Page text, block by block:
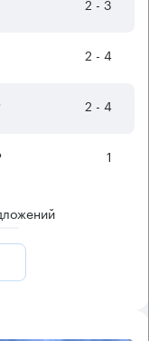
2 - 4
2 - 4
1